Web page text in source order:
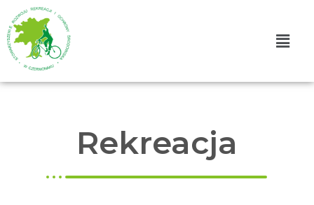
Rekreacja